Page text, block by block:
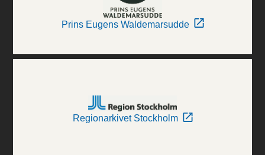
Prins Eugens Waldemarsudde
Regionarkivet Stockholm